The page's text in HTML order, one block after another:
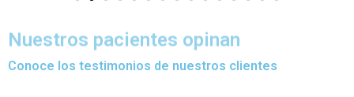
Nuestros pacientes opinan
Conoce los testimonios de nuestros clientes